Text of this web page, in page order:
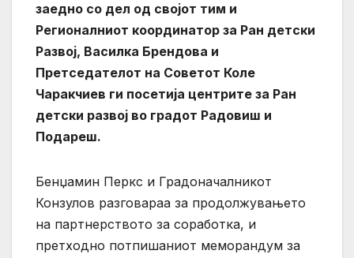
заедно со дел од својот тим и
Регионалниот координатор за Ран детски
Развој, Василка Брендова и
Претседателот на Советот Коле
Чаракчиев ги посетија центрите за Ран
детски развој во градот Радовиш и
Подареш.
Бенџамин Перкс и Градоначалникот
Конзулов разговараа за продолжувањето
на партнерството за соработка, и
претходно потпишаниот меморандум за